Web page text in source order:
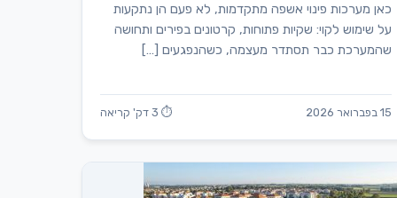
כאן מערכות פינוי אשפה מתקדמות, לא פעם הן נתקעות
על שימוש לקוי: שקיות פתוחות, קרטונים בפירים ותחושה
שהמערכת כבר תסתדר מעצמה, כשהנפגעים […]
15 בפברואר 2026 ⏱ 3 דק' קריאה